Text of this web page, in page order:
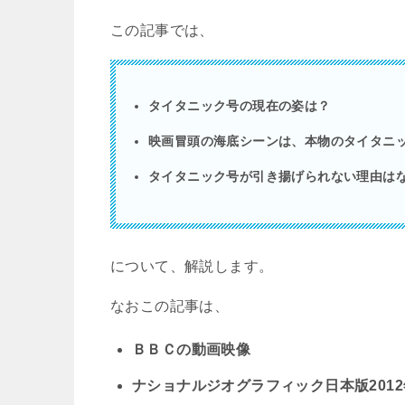
この記事では、
タイタニック号の現在の姿は？
映画冒頭の海底シーンは、本物のタイタニ
タイタニック号が引き揚げられない理由は
について、解説します。
なおこの記事は、
ＢＢＣの動画映像
ナショナルジオグラフィック日本版2012